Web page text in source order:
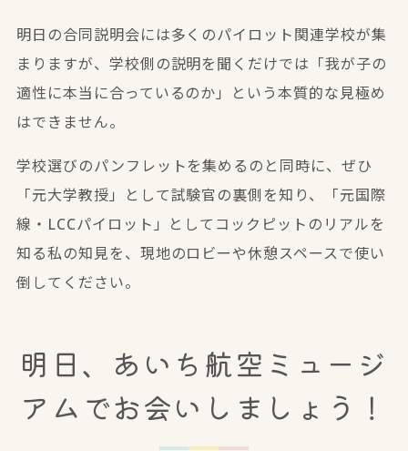
明日の合同説明会には多くのパイロット関連学校が集
まりますが、学校側の説明を聞くだけでは「我が子の
適性に本当に合っているのか」という本質的な見極め
はできません。
学校選びのパンフレットを集めるのと同時に、ぜひ
「元大学教授」として試験官の裏側を知り、「元国際
線・LCCパイロット」としてコックピットのリアルを
知る私の知見を、現地のロビーや休憩スペースで使い
倒してください。
明日、あいち航空ミュージ
アムでお会いしましょう！